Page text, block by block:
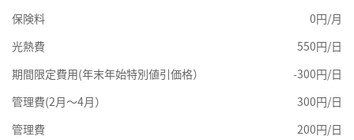
保険料
0円/月
光熱費
550円/日
期間限定費用(年末年始特別値引価格）
-300円/日
管理費(2月～4月）
300円/日
管理費
200円/日